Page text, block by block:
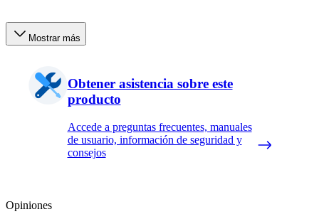
Mostrar más
Obtener asistencia sobre este
producto
Accede a preguntas frecuentes, manuales
de usuario, información de seguridad y
consejos
Opiniones